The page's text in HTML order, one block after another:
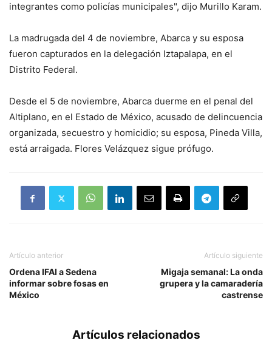
integrantes como policías municipales", dijo Murillo Karam.
La madrugada del 4 de noviembre, Abarca y su esposa
fueron capturados en la delegación Iztapalapa, en el
Distrito Federal.
Desde el 5 de noviembre, Abarca duerme en el penal del
Altiplano, en el Estado de México, acusado de delincuencia
organizada, secuestro y homicidio; su esposa, Pineda Villa,
está arraigada. Flores Velázquez sigue prófugo.
Artículo anterior
Ordena IFAI a Sedena
informar sobre fosas en
México
Artículo siguiente
Migaja semanal: La onda
grupera y la camaradería
castrense
Artículos relacionados